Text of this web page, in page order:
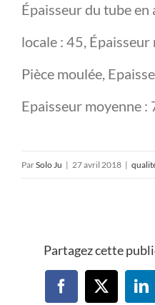
Épaisseur du tube
locale : 45, Épaisseur
Pièce moulée,
Epaisseur moyenne :
ParSolo Ju | 27 avril 2018 |
Partagez cette